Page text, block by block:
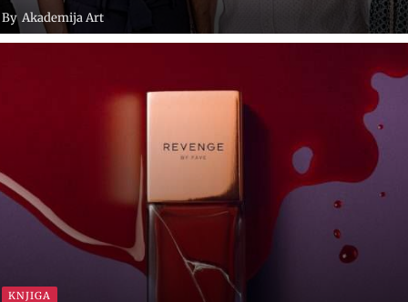
By Akademija Art
KNJIGA